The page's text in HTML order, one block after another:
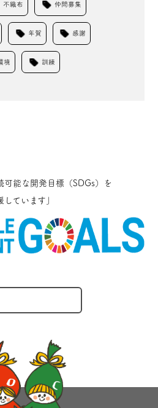
不織布 仲間募集
年賀 感謝
境 訓練
可能な開発目標（SDGs）を
しています」